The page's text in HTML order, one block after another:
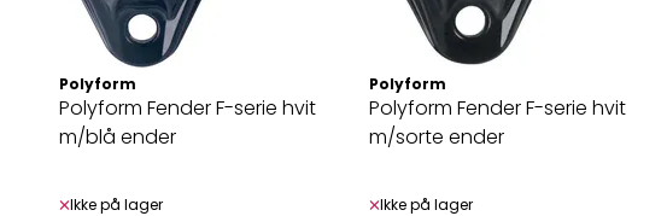
Polyform
Polyform Fender F-serie hvit
m/blå ender
Ikke på lager
Polyform
Polyform Fender F-serie hvit
m/sorte ender
Ikke på lager